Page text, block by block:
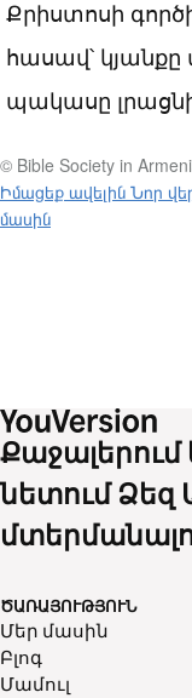
Քրիստոսի
հասավ՝ կյանքը
պակասը լրացնի
© Bible Society in
Իմացեք ավելին Նոր
մասին
նետում Ձեզ
ԾԱՌԱՅՈՒԹՅՈՒՆ
Մեր մասին
Բլոգ
Մամուլ